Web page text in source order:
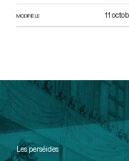
MODIFIÉ LE 11
Les perséides